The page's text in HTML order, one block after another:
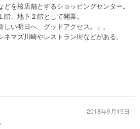
どを核店舗とするショッピングセンター。
、地下２階として開業。
い明日へ、グッドアクセス。」。
マズ川崎やレストラン街などがある。
2018年9月19日